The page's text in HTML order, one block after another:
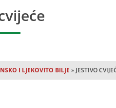
I LJEKOVITO BILJE » JESTIVO